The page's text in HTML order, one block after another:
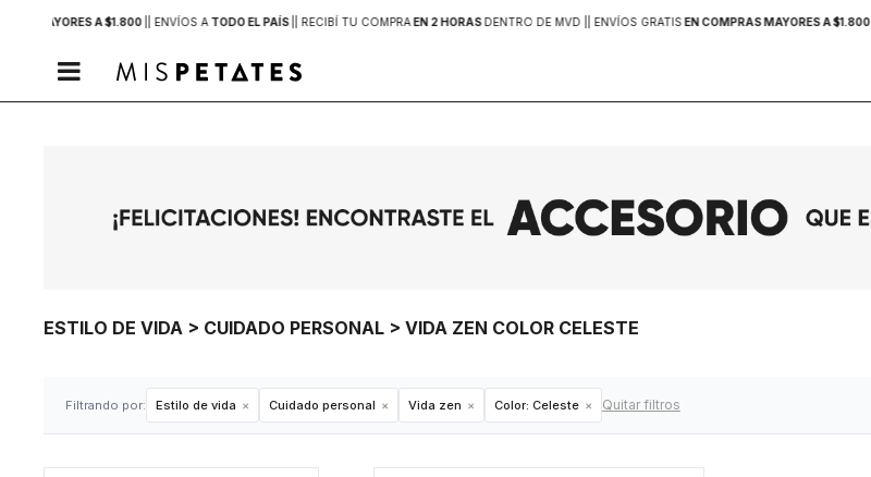
MAYORES A $1.800 | ENVÍOS A TODO EL PAÍS | RECIBÍ TU COMPRAEN 2 HORASDENTRO DE MVD | | ENVÍOS GRATISEN COMPRAS MAYORES A $1.800

ESTILO DE VIDA > CUIDADO PERSONAL > VIDA ZEN COLOR CELESTE
Filtrando por: Estilo de vida Cuidado personal Vida zen Color: Celeste Quitar filtros